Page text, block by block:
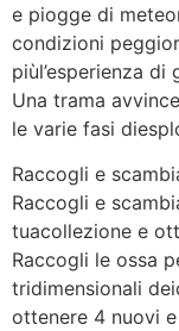
e piogge di
condizioni
piùl’esperienza di
Una trama
le varie fasi
Raccogli e
Raccogli e
tuacollezione e
Raccogli le ossa
tridimensionali
ottenere 4 nuovi